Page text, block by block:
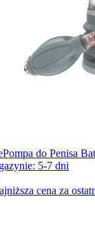
Pompa do Penisa
5-7dni
cena za